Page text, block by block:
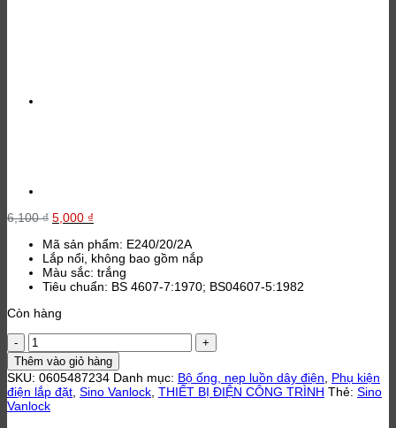
6,100₫ Giá
là:
6,100 ₫.
5,000 ₫
tại
là:
5,000 ₫.
Mã sản phẩm: E240/20/2A
Lắp nổi, không bao gồm nắp
Màu sắc: trắng
Tiêu chuẩn: BS 4607-7:1970; BS04607-5:1982
Còn hàng
Hộp
chia
ngã
vuông
2
đường
Thêm vào giỏ hàng
SKU: 0605487234 Danh mục: Bộ ống, nẹp luồn dây điện
Phụ kiện
điện lắp đặt Sino Vanlock THIẾT BỊ ĐIỆN CÔNG TRÌNH Thẻ: Sino
Vanlock